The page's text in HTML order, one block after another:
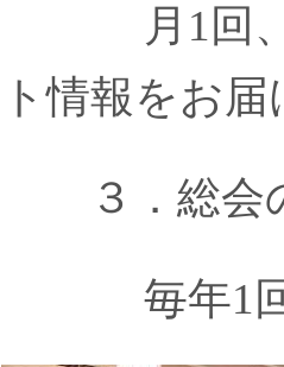
月1回、塙
ト情報をお
３．総会
毎年1回